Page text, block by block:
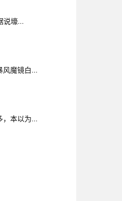
说壕...
风魔镜白...
，本以为...